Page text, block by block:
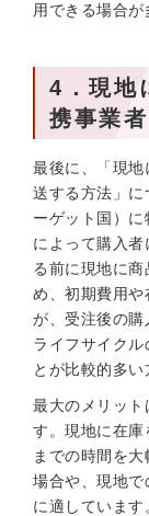
用できる場合が
4．現地
携事業
最後に、「現
送する方法」に
ーゲット国）
によって購入
る前に現地に
め、初期費用
が、受注後の購
ライフサイク
とが比較的多い
最大のメリッ
す。現地に在庫
までの時間を
場合や、現地
に適しています